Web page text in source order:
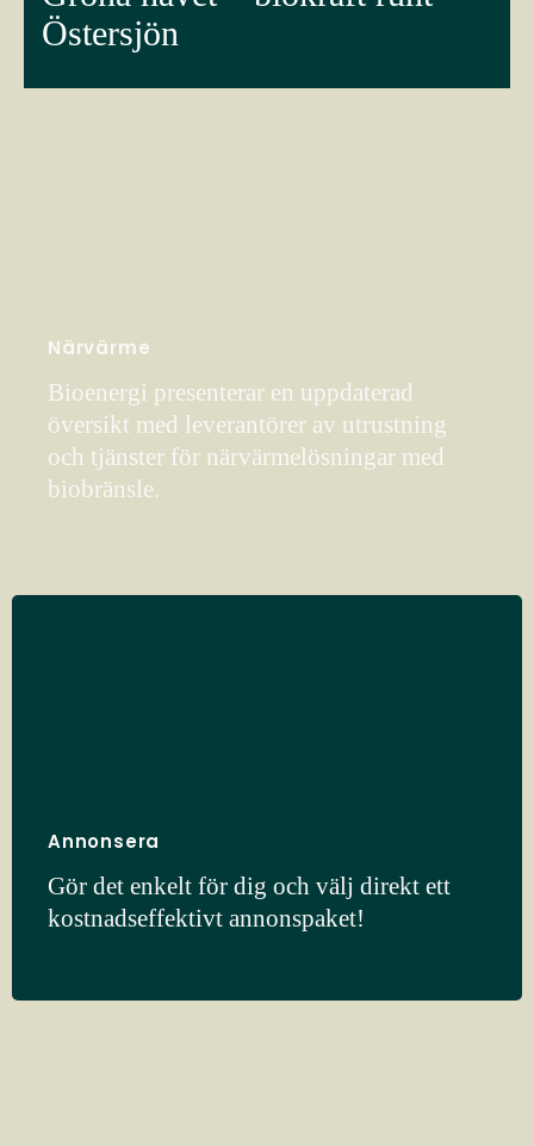
Östersjön
Närvärme
Bioenergi presenterar en uppdaterad
översikt med leverantörer av utrustning
och tjänster för närvärmelösningar med
biobränsle.
Annonsera
Gör det enkelt för dig och välj direkt ett
kostnadseffektivt annonspaket!